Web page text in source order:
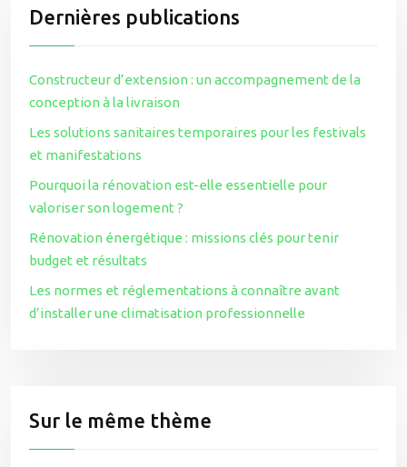
Dernières publications
Constructeur d’extension : un accompagnement de la
conception à la livraison
Les solutions sanitaires temporaires pour les festivals
et manifestations
Pourquoi la rénovation est-elle essentielle pour
valoriser son logement ?
Rénovation énergétique : missions clés pour tenir
budget et résultats
Les normes et réglementations à connaître avant
d’installer une climatisation professionnelle
Sur le même thème